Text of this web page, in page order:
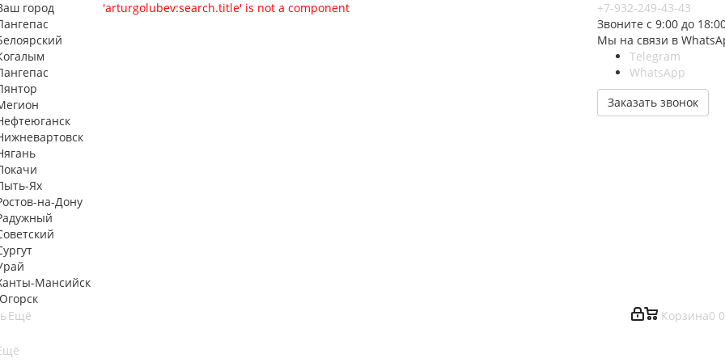
город
Ях
на-Дону
Мансийск
'arturgolubev:search.title' is not a component
+7-932-249-43-43
Звоните с 9:00 до
Мы на связи в
Telegram
WhatsApp
Заказать звонок
Корзина0 0
Ещё